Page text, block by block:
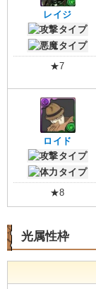
レイジ
★7
ロイド
★8
光属性枠